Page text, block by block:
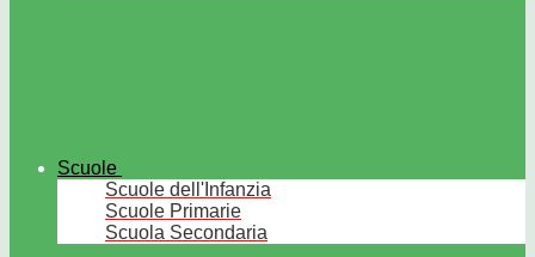
Scuole
Scuole dell'Infanzia
Scuole Primarie
Scuola Secondaria